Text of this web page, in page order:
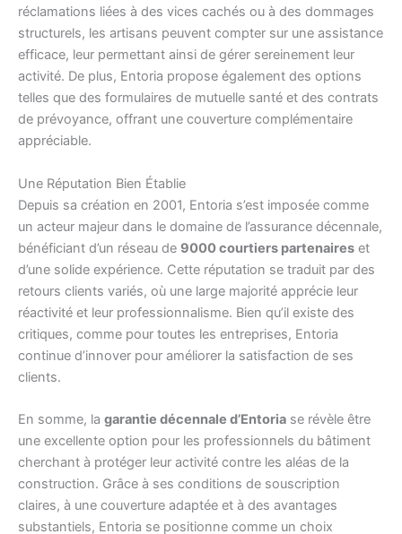
réclamations liées à des vices cachés ou à des dommages
structurels, les artisans peuvent compter sur une assistance
efficace, leur permettant ainsi de gérer sereinement leur
activité. De plus, Entoria propose également des options
telles que des formulaires de mutuelle santé et des contrats
de prévoyance, offrant une couverture complémentaire
appréciable.
Une Réputation Bien Établie
Depuis sa création en 2001, Entoria s’est imposée comme
un acteur majeur dans le domaine de l’assurance décennale,
bénéficiant d’un réseau de 9000 courtiers partenaires et
d’une solide expérience. Cette réputation se traduit par des
retours clients variés, où une large majorité apprécie leur
réactivité et leur professionnalisme. Bien qu’il existe des
critiques, comme pour toutes les entreprises, Entoria
continue d’innover pour améliorer la satisfaction de ses
clients.
En somme, la garantie décennale d’Entoria se révèle être
une excellente option pour les professionnels du bâtiment
cherchant à protéger leur activité contre les aléas de la
construction. Grâce à ses conditions de souscription
claires, à une couverture adaptée et à des avantages
substantiels, Entoria se positionne comme un choix